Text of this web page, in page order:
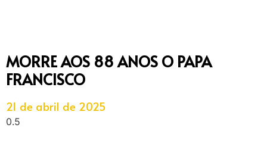
MORRE AOS 88 ANOS O PAPA
FRANCISCO
21 de abril de 2025